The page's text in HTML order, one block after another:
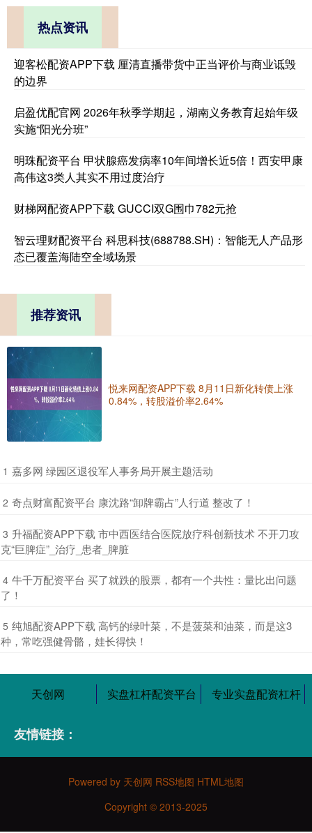
热点资讯
迎客松配资APP下载 厘清直播带货中正当评价与商业诋毁
的边界
启盈优配官网 2026年秋季学期起，湖南义务教育起始年级
实施“阳光分班”
明珠配资平台 甲状腺癌发病率10年间增长近5倍！西安甲康
高伟这3类人其实不用过度治疗
财梯网配资APP下载 GUCCI双G围巾782元抢
智云理财配资平台 科思科技(688788.SH)：智能无人产品形
态已覆盖海陆空全域场景
推荐资讯
悦来网配资APP下载 8月11日新化转债上涨
0.84%，转股溢价率2.64%
1 ​嘉多网 绿园区退役军人事务局开展主题活动
2 ​奇点财富配资平台 康沈路“卸牌霸占”人行道 整改了！
3 ​升福配资APP下载 市中西医结合医院放疗科创新技术 不开刀攻
克“巨脾症”_治疗_患者_脾脏
4 ​牛千万配资平台 买了就跌的股票，都有一个共性：量比出问题
了！
5 ​纯旭配资APP下载 高钙的绿叶菜，不是菠菜和油菜，而是这3
种，常吃强健骨骼，娃长得快！
天创网 实盘杠杆配资平台 专业实盘配资杠杆
友情链接：
Powered by 天创网 RSS地图 HTML地图
Copyright © 2013-2025